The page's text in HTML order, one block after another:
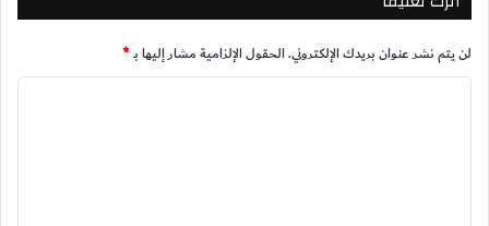
لن يتم نشر عنوان بريدك الإلكتروني.الحقول الإلزامية مشار إليها بـ*